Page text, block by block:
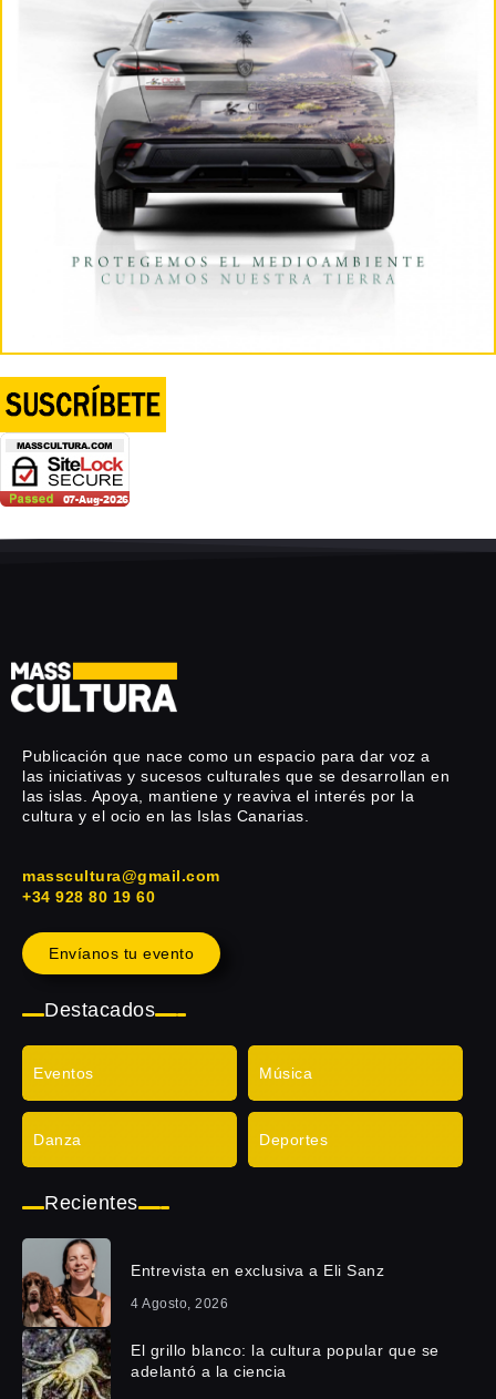
Publicación que nace como un espacio para dar voz a
las iniciativas y sucesos culturales que se desarrollan en
las islas. Apoya, mantiene y reaviva el interés por la
cultura y el ocio en las Islas Canarias.
masscultura@gmail.com
+34 928 80 19 60
Envíanos tu evento
Destacados
Eventos Música
Danza Deportes
Recientes
Entrevista en exclusiva a Eli Sanz
4 Agosto, 2026
El grillo blanco: la cultura popular que se
adelantó a la ciencia